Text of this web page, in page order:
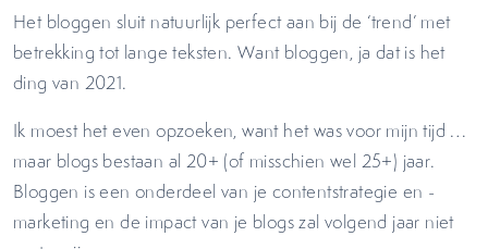
Het bloggen sluit natuurlijk perfect aan bij de ‘trend’ met
betrekking tot lange teksten. Want bloggen, ja dat is het
ding van 2021.
Ik moest het even opzoeken, want het was voor mijn tijd …
maar blogs bestaan al 20+ (of misschien wel 25+) jaar.
Bloggen is een onderdeel van je contentstrategie en -
marketing en de impact van je blogs zal volgend jaar niet